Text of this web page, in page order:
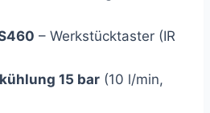
– Werkstücktaster (IR
15 bar (10 l/min,